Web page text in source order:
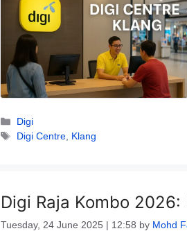
Categories
Digi
Tags
Digi Centre, Klang
Digi Raja Kombo
Tuesday, 24 June 2025 | 12:58 by Mohd